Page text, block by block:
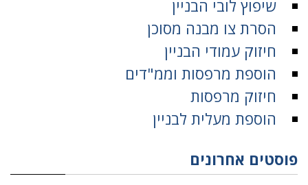
שיפוץ לובי הבניין
הסרת צו מבנה מסוכן
חיזוק עמודי הבניין
הוספת מרפסות וממ"דים
חיזוק מרפסות
הוספת מעלית לבניין
פוסטים אחרונים